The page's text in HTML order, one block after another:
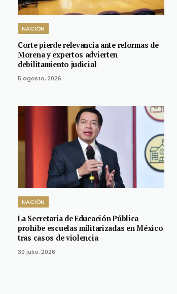
NACIÓN
Corte pierde relevancia ante reformas de
Morena y expertos advierten
debilitamiento judicial
5 agosto, 2026
NACIÓN
La Secretaría de Educación Pública
prohíbe escuelas militarizadas en México
tras casos de violencia
30 julio, 2026